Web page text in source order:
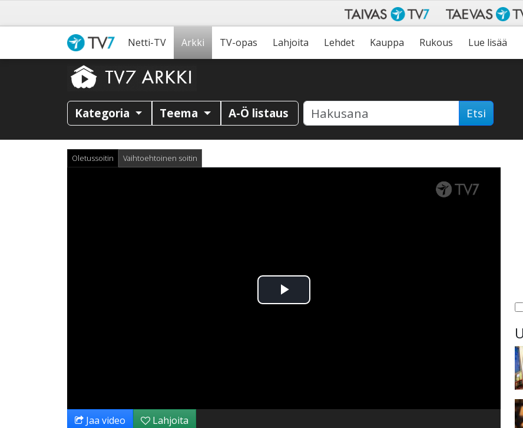
Netti-TV Arkki TV-opas Lahjoita Lehdet Kauppa Rukous Lue lisää
Kategoria Teema A-Ö listaus Etsi
Oletussoitin Vaihtoehtoinen soitin
Toista
Jaa video Lahjoita